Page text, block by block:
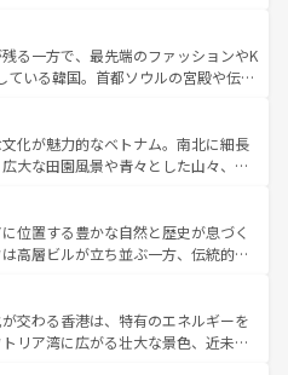
も充実しており、サーフィンやダイ
ど、アウトドア好きにはたまらな
多彩な魅力を存分に味わいつくそ
帯である台湾東部など、都市の喧騒
しており、訪れる人に新しい発見と
る。また、奥深い台湾の食文化も魅
イーツなど、バラエティ豊かな料理
。 なお、新着の台湾情報は コンテンツ一覧を参
る一方で、最先端のファッションやK
ている韓国。首都ソウルの宮殿や伝統
ば四季折々の自然美を楽しむことが
チや焼肉、絶品のストリートフード
料理が待っている。夜には、韓国な
、韓国の多彩な魅力を心ゆくまで味
わってみてほしい。 なお、新着の韓国情報はコンテンツ一
化が魅力的なベトナム。南北に細長
大な田園風景や青々とした山々、世
が息づく。ハノイの古い町並みやホ
統治時代の建物も、独特の雰囲気を
、バラエティの豊かさとおいしさで
ミー、ベトナムコーヒーなどは、ぜ
どの地域を訪れてもあたたかい人々
るので、きっと忘れられない旅にな
位置する豊かな自然と歴史が息づく
高層ビルが立ち並ぶ一方、伝統的な
。北部ではチェンマイなどの山岳地
南部ではプーケットやクラビの美し
分を楽しむことができる。タイ料理
交わる香港は、特有のエネルギーを
リア湾に広がる壮大な景色、近未来